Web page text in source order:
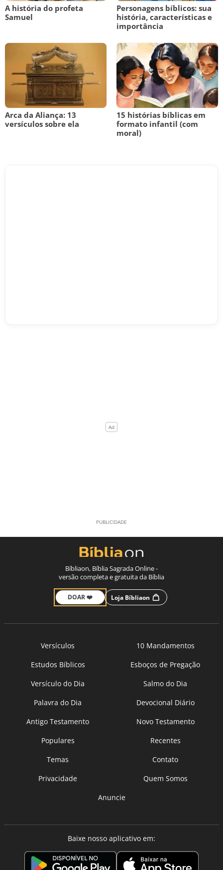
A história do profeta
Samuel
Personagens bíblicos: sua
história, características e
importância
Arca da Aliança: 13
versículos sobre ela
15 histórias bíblicas em
formato infantil (com
moral)
Bíbliaon, Bíblia Sagrada Online -
versão completa e gratuita da Bíblia
DOAR ❤️ Loja Bíbliaon
Versículos
10 Mandamentos
Estudos Bíblicos
Esboços de Pregação
Versículo do Dia
Salmo do Dia
Palavra do Dia
Devocional Diário
Antigo Testamento
Novo Testamento
Populares
Recentes
Temas
Contato
Privacidade
Quem Somos
Anuncie
Baixe nosso aplicativo em: